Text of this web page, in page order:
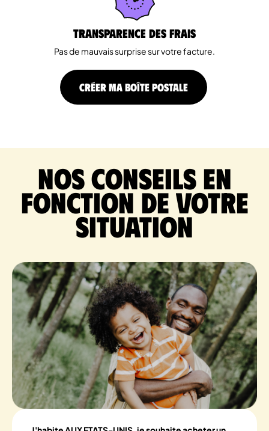
Transparence des Frais
Pas de mauvais surprise sur votre facture.
CRÉER MA BOÎTE POSTALE
Nos conseils en
fonction de votre
situation